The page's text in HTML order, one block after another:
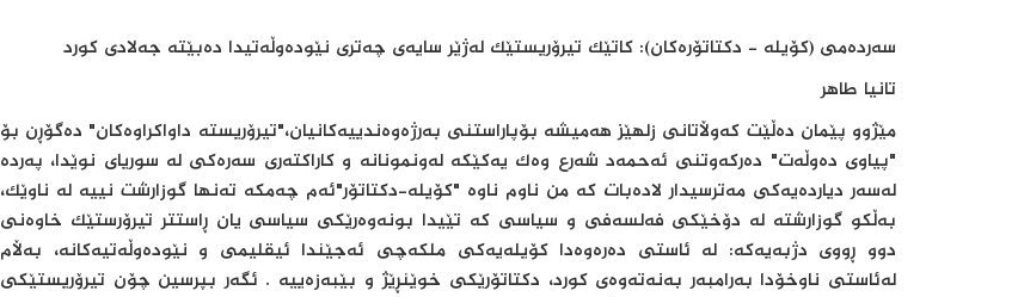
سەردەمی (کۆیلە - دکتاتۆرەکان): کاتێک تیرۆریستێک لەژێر سایەی چەتری نێودەوڵەتیدا دەبێتە جەلادی کورد
تانیا طاهر
مێژوو پێمان دەڵێت کەوڵاتانی زلهێز هەمیشە بۆپاراستنی بەرژەوەندییەکانیان،"تیرۆریستە داواکراوەکان" دەگۆڕن بۆ
"پیاوی دەوڵەت" دەرکەوتنی ئەحمەد شەرع وەک یەکێکە لەونمونانە و کاراکتەری سەرەکی لە سوریای نوێدا، پەردە
لەسەر دیاردەیەکی مەترسیدار لادەبات کە من ناوم ناوە "کۆیلە-دکتاتۆر"ئەم چەمکە تەنها گوزارشت نییە لە ناوێک،
بەڵکو گوزارشتە لە دۆخێکی فەلسەفی و سیاسی کە تێیدا بونەوەرێکی سیاسی یان ڕاستتر تیرۆرستێک خاوەنی
دوو ڕووی دژبەیەکە: لە ئاستی دەرەوەدا کۆیلەیەکی ملکەچی ئەجێندا ئیقلیمی و نێودەوڵەتیەکانە، بەڵام
لەئاستی ناوخۆدا بەرامبەر بەنەتەوەی کورد، دکتاتۆرێکی خوێنڕێژ و بێبەزەییە . ئگەر بپرسین چۆن تیرۆریستێکی